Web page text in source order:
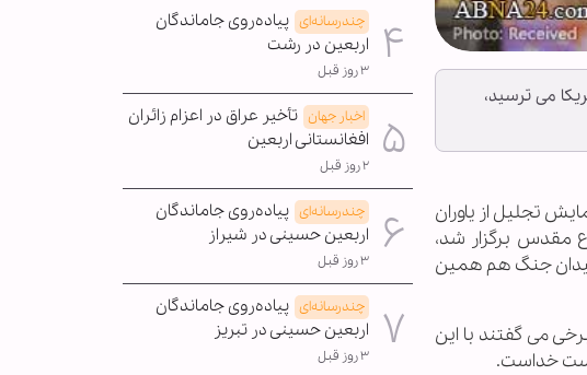
می ترسید،
تجلیل از یاوران
مقدس برگزار شد،
جنگ هم همین
مردم را صحنه کشاند؟ برخی می گفتند با این
دست خداست.
چندرسانه‌ای پیاده‌روی جاماندگان
اربعین در رشت
۳ روز قبل
اخبار جهان تأخیر عراق در اعزام زائران
افغانستانی اربعین
۲ روز قبل
چندرسانه‌ای پیاده‌روی جاماندگان
اربعین حسینی در شیراز
۳ روز قبل
چندرسانه‌ای پیاده‌روی جاماندگان
اربعین حسینی در تبریز
۳ روز قبل